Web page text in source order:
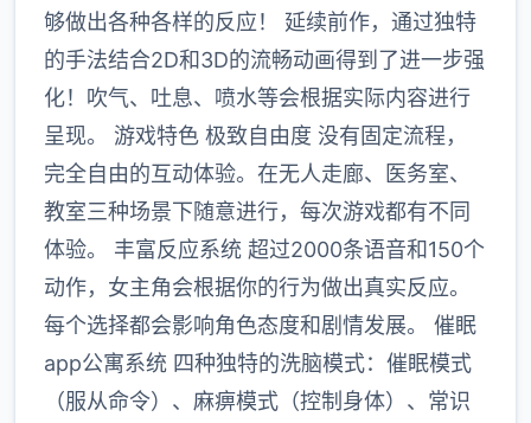
够做出各种各样的反应！ 延续前作，通过独特
的手法结合2D和3D的流畅动画得到了进一步强
化！吹气、吐息、喷水等会根据实际内容进行
呈现。 游戏特色 极致自由度 没有固定流程，
完全自由的互动体验。在无人走廊、医务室、
教室三种场景下随意进行，每次游戏都有不同
体验。 丰富反应系统 超过2000条语音和150个
动作，女主角会根据你的行为做出真实反应。
每个选择都会影响角色态度和剧情发展。 催眠
app公寓系统 四种独特的洗脑模式：催眠模式
（服从命令）、麻痹模式（控制身体）、常识